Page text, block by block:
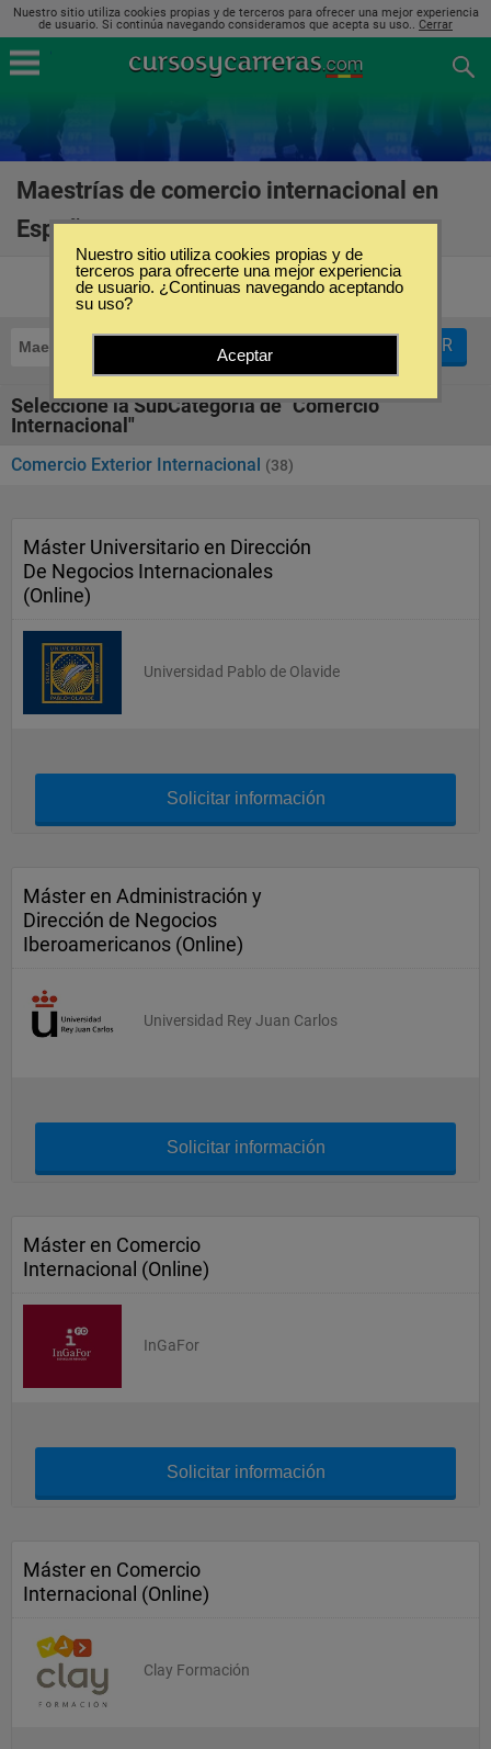
Nuestro sitio utiliza cookies propias y de terceros para ofrecer una mejor experiencia
de usuario. Si continúa navegando consideramos que acepta su uso.. Cerrar
Maestrías de comercio internacional en
España
Maestrías Comercio Internacional FILTRAR
Seleccione la SubCategoría de "Comercio
Internacional"
Comercio Exterior Internacional (38)
Máster Universitario en Dirección
De Negocios Internacionales
(Online)
Universidad Pablo de Olavide
Solicitar información
Máster en Administración y
Dirección de Negocios
Iberoamericanos (Online)
Universidad Rey Juan Carlos
Solicitar información
Máster en Comercio
Internacional (Online)
InGaFor
Solicitar información
Máster en Comercio
Internacional (Online)
Clay Formación
Nuestro sitio utiliza cookies propias y de
terceros para ofrecerte una mejor experiencia
de usuario. ¿Continuas navegando aceptando
su uso?
Aceptar